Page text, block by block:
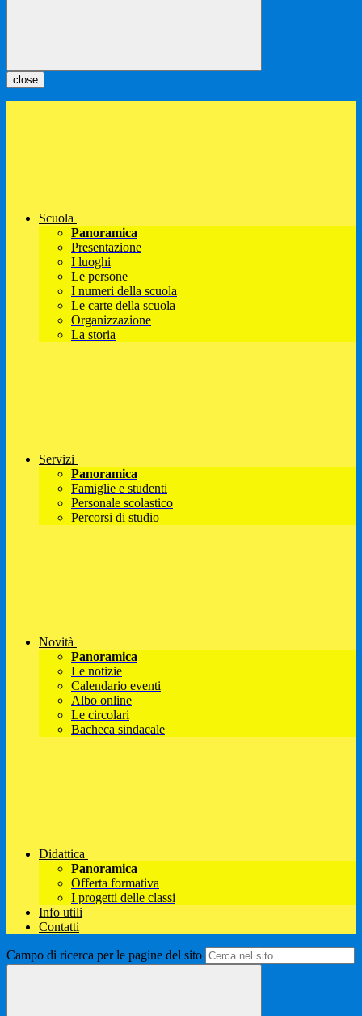
close
Scuola
Panoramica
Presentazione
I luoghi
Le persone
I numeri della scuola
Le carte della scuola
Organizzazione
La storia
Servizi
Panoramica
Famiglie e studenti
Personale scolastico
Percorsi di studio
Novità
Panoramica
Le notizie
Calendario eventi
Albo online
Le circolari
Bacheca sindacale
Didattica
Panoramica
Offerta formativa
I progetti delle classi
Info utili
Contatti
Campo di ricerca per le pagine del sito